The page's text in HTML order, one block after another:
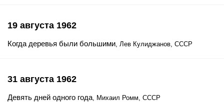
19 августа 1962
Когда деревья были большими, Лев Кулиджанов, СССР
31 августа 1962
Девять дней одного года, Михаил Ромм, СССР